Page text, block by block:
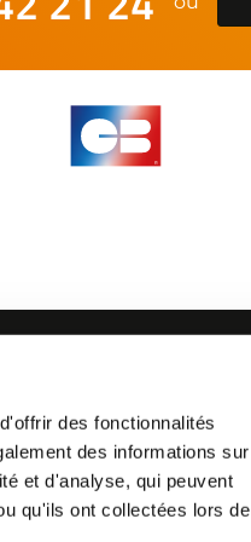
des fonctionnalités
des informations sur
et d'analyse, qui peuvent
qu'ils ont collectées lors de